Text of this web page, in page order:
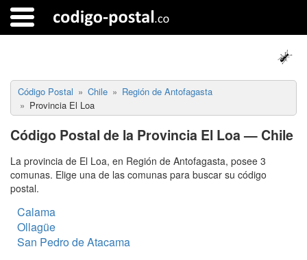
Código Postal Chile
Región de Antofagasta
Provincia El Loa
Código Postal de la Provincia El Loa — Chile
La provincia de El Loa, en Región de Antofagasta, posee 3
comunas. Elige una de las comunas para buscar su código
postal.
Calama
Ollagüe
San Pedro de Atacama